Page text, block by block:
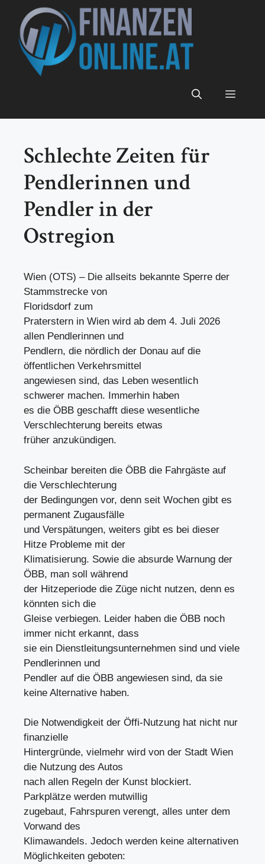
Inhalt
springen
Menü
Schlechte Zeiten für
Pendlerinnen und
Pendler in der
Ostregion
Wien (OTS) – Die allseits bekannte Sperre der
Stammstrecke von
Floridsdorf zum
Praterstern in Wien wird ab dem 4. Juli 2026
allen Pendlerinnen und
Pendlern, die nördlich der Donau auf die
öffentlichen Verkehrsmittel
angewiesen sind, das Leben wesentlich
schwerer machen. Immerhin haben
es die ÖBB geschafft diese wesentliche
Verschlechterung bereits etwas
früher anzukündigen.
Scheinbar bereiten die ÖBB die Fahrgäste auf
die Verschlechterung
der Bedingungen vor, denn seit Wochen gibt es
permanent Zugausfälle
und Verspätungen, weiters gibt es bei dieser
Hitze Probleme mit der
Klimatisierung. Sowie die absurde Warnung der
ÖBB, man soll während
der Hitzeperiode die Züge nicht nutzen, denn es
könnten sich die
Gleise verbiegen. Leider haben die ÖBB noch
immer nicht erkannt, dass
sie ein Dienstleitungsunternehmen sind und viele
Pendlerinnen und
Pendler auf die ÖBB angewiesen sind, da sie
keine Alternative haben.
Die Notwendigkeit der Öffi-Nutzung hat nicht nur
finanzielle
Hintergründe, vielmehr wird von der Stadt Wien
die Nutzung des Autos
nach allen Regeln der Kunst blockiert.
Parkplätze werden mutwillig
zugebaut, Fahrspuren verengt, alles unter dem
Vorwand des
Klimawandels. Jedoch werden keine alternativen
Möglichkeiten geboten: